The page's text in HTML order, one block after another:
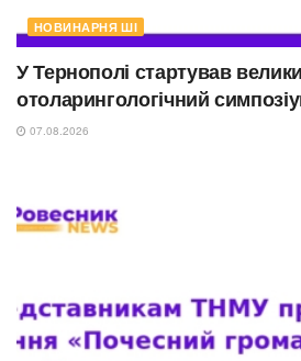
НОВИНАРНЯ ШІ
У Тернополі стартував
отоларингологічний
07.08.2026